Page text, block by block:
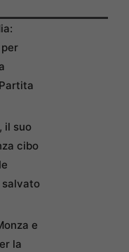
il suo
cibo
salvato
e
la